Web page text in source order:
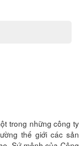
trong những công ty
thế giới các sản